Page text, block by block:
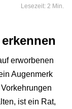
Lesezeit: 2 Min.
erworbenen
Augenmerk
ist ein Rat,